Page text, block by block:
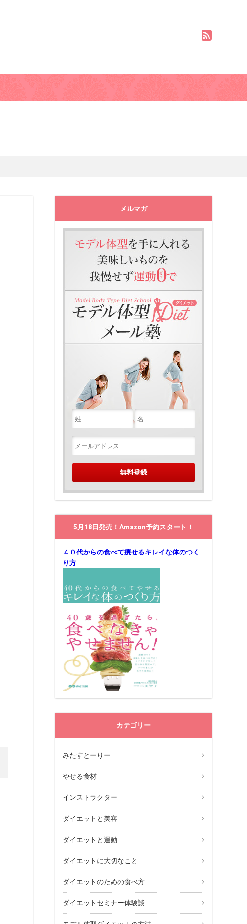
メルマガ
5月18日発売！Amazon予約スタート！
４０代からの食べて痩せるキレイな体のつく
り方
カテゴリー
みたすとーりー
やせる食材
インストラクター
ダイエットと美容
ダイエットと運動
ダイエットに大切なこと
ダイエットのための食べ方
ダイエットセミナー体験談